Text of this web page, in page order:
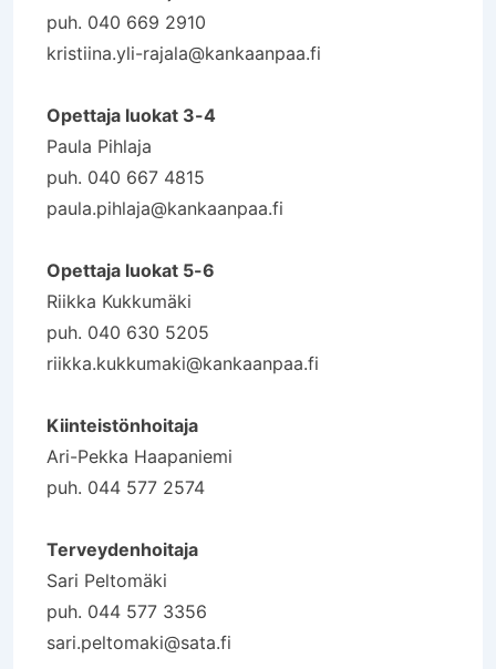
puh. 040 669 2910
kristiina.yli-rajala@kankaanpaa.fi
Opettaja luokat 3-4
Paula Pihlaja
puh. 040 667 4815
paula.pihlaja@kankaanpaa.fi
Opettaja luokat 5-6
Riikka Kukkumäki
puh. 040 630 5205
riikka.kukkumaki@kankaanpaa.fi
Kiinteistönhoitaja
Ari-Pekka Haapaniemi
puh. 044 577 2574
Terveydenhoitaja
Sari Peltomäki
puh. 044 577 3356
sari.peltomaki@sata.fi